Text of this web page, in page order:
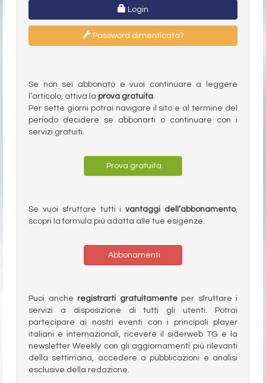
Login
Password dimenticata?
Se non sei abbonato e vuoi continuare a leggere
l’articolo, attiva la prova gratuita.
Per sette giorni potrai navigare il sito e al termine del
periodo decidere se abbonarti o continuare con i
servizi gratuiti.
Prova gratuita
Se vuoi sfruttare tutti ivantaggi dell’abbonamento,
scopri la formula più adatta alle tue esigenze.
Abbonamenti
Puoi anche registrarti gratuitamenteper sfruttare i
servizi a disposizione di tutti gli utenti. Potrai
partecipare ai nostri eventi con i principali player
italiani e internazionali, ricevere il siderweb TG e la
newsletter Weekly con gli aggiornamenti più rilevanti
della settimana, accedere a pubblicazioni e analisi
esclusive della redazione.